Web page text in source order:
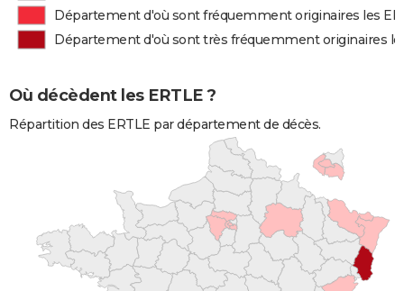
Département d'où sont fréquemment originaires les
Département d'où sont très fréquemment originaires
Où décèdent les ERTLE ?
Répartition des ERTLE par département de décès.